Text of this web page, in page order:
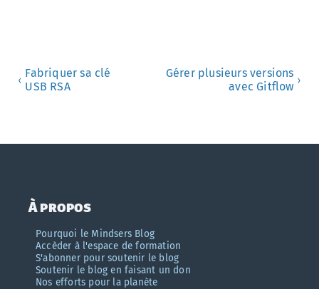
‹
Fabriquer sa clé
USB RSA
Gérer plusieurs versions
avec Gitflow ›
À propos
Pourquoi le Mindsers Blog
Accèder à l'espace de formation
S'abonner pour soutenir le blog
Soutenir le blog en faisant un don
Nos efforts pour la planète